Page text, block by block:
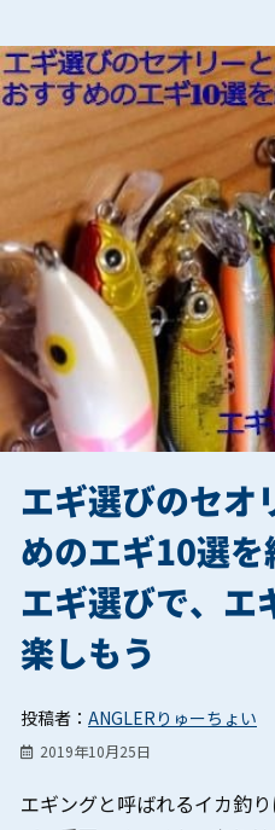
エギ選びのセオ
めのエギ10選を
エギ選びで、エ
楽しもう
投稿者： ANGLERりゅーちょい
2019年10月25日
エギングと呼ばれるイカ釣